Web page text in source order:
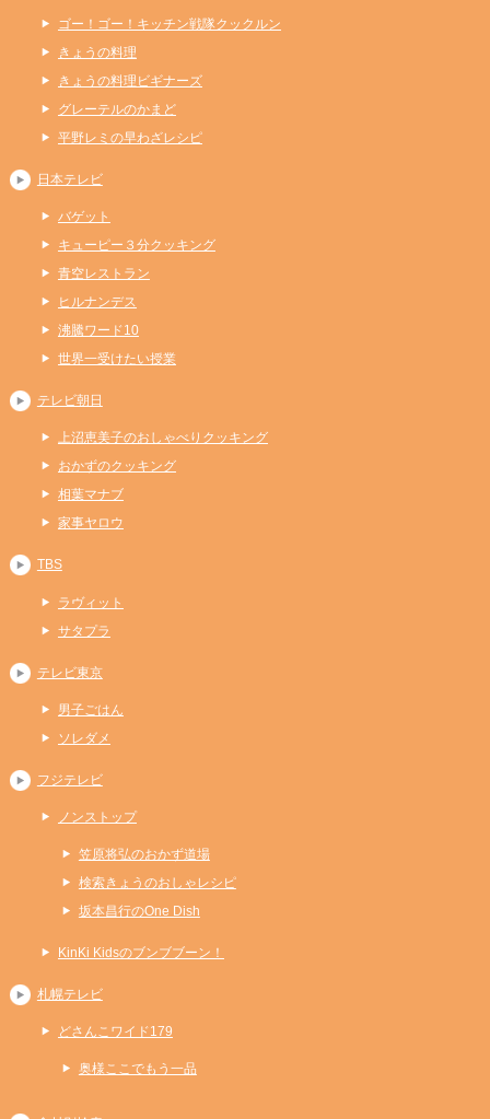
ゴー！ゴー！キッチン戦隊クックルン
きょうの料理
きょうの料理ビギナーズ
グレーテルのかまど
平野レミの早わざレシピ
日本テレビ
バゲット
キューピー３分クッキング
青空レストラン
ヒルナンデス
沸騰ワード10
世界一受けたい授業
テレビ朝日
上沼恵美子のおしゃべりクッキング
おかずのクッキング
相葉マナブ
家事ヤロウ
TBS
ラヴィット
サタプラ
テレビ東京
男子ごはん
ソレダメ
フジテレビ
ノンストップ
笠原将弘のおかず道場
検索きょうのおしゃレシピ
坂本昌行のOne Dish
KinKi Kidsのブンブブーン！
札幌テレビ
どさんこワイド179
奥様ここでもう一品